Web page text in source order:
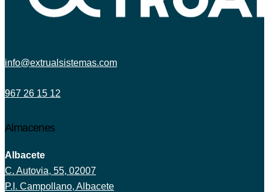
info@extrualsistemas.com
967 26 15 12
Almacenes
Albacete
C. Autovia, 55, 02007
P.I. Campollano, Albacete